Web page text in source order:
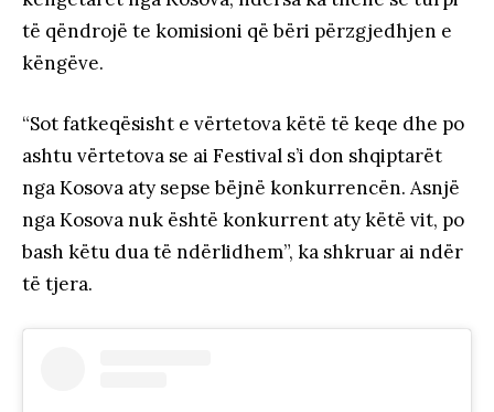
të qëndrojë te komisioni që bëri përzgjedhjen e
këngëve.
“Sot fatkeqësisht e vërtetova këtë të keqe dhe po
ashtu vërtetova se ai Festival s’i don shqiptarët
nga Kosova aty sepse bëjnë konkurrencën. Asnjë
nga Kosova nuk është konkurrent aty këtë vit, po
bash këtu dua të ndërlidhem”, ka shkruar ai ndër
të tjera.